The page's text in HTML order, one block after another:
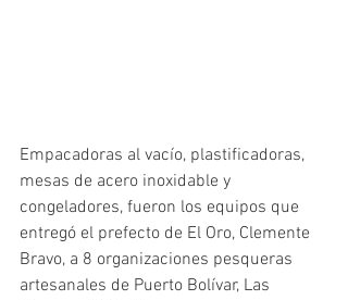
Empacadoras al vacío, plastificadoras,
mesas de acero inoxidable y
congeladores, fueron los equipos que
entregó el prefecto de El Oro, Clemente
Bravo, a 8 organizaciones pesqueras
artesanales de Puerto Bolívar, Las